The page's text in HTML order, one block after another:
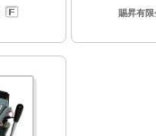
賜昇有限